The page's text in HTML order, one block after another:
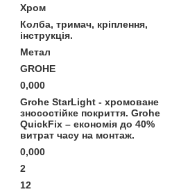
Хром
Колба, тримач, кріплення,
інструкція.
Метал
GROHE
0,000
Grohe StarLight - хромоване
зносостійке покриття. Grohe
QuickFix – економія до 40%
витрат часу на монтаж.
0,000
2
12